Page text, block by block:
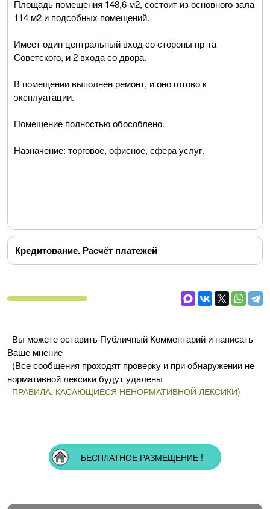
Площадь помещения 148,6 м2, состоит из основного зала
114 м2 и подсобных помещений.
Имеет один центральный вход со стороны пр-та
Советского, и 2 входа со двора.
В помещении выполнен ремонт, и оно готово к
эксплуатации.
Помещение полностью обособлено.
Назначение: торговое, офисное, сфера услуг.
Кредитование. Расчёт платежей
Вы можете оставить Публичный Комментарий и написать
Ваше мнение
(Все сообщения проходят проверку и при обнаружении не
нормативной лексики будут удалены
ПРАВИЛА, КАСАЮЩИЕСЯ НЕНОРМАТИВНОЙ ЛЕКСИКИ)
БЕСПЛАТНОЕ РАЗМЕЩЕНИЕ !